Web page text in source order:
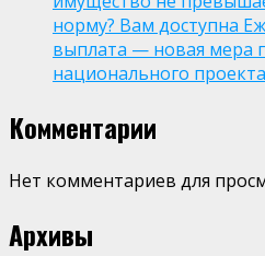
норму? Вам доступна
выплата — новая мера
национального
Комментарии
Нет комментариев для
Архивы